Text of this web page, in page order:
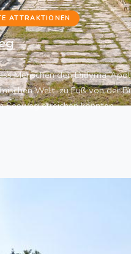
ATTRAKTIONEN
Menschen den Didyma-
Welt, zu Fuß von der
Seeweg erreichen konnten.